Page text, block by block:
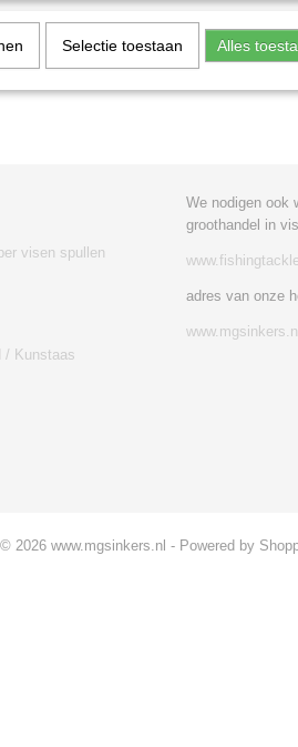
visen spullen
/ Kunstaas
We nodigen ook
groothandel in
adres van onze
www.mgsinkers.nl
© 2026 www.mgsinkers.nl - Powered by
Selectie toestaan Alles